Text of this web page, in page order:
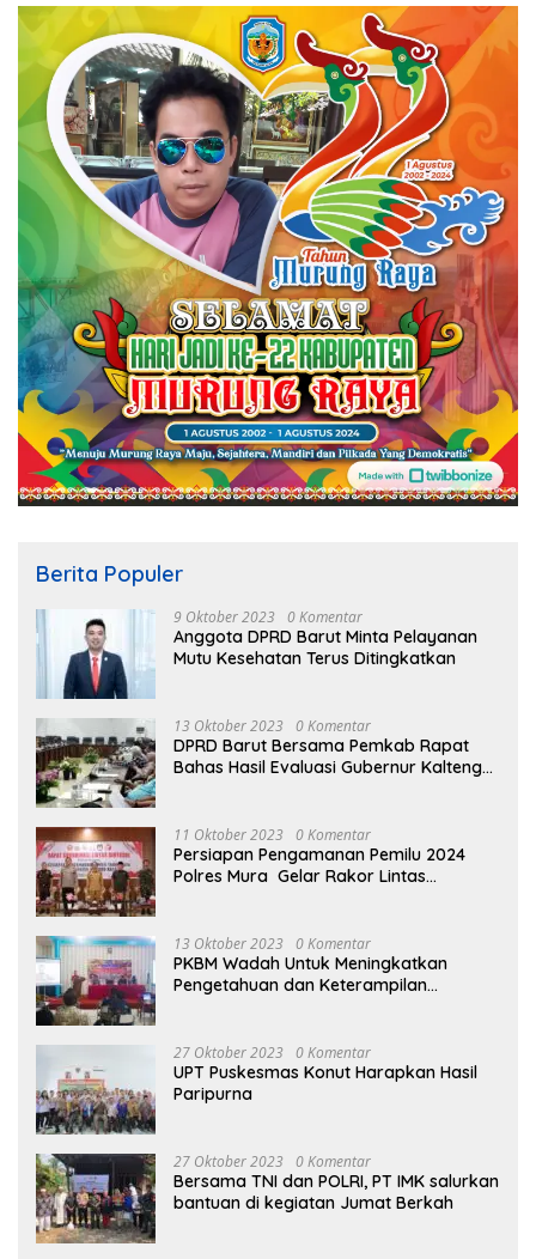
Berita Populer
9 Oktober 2023 0 Komentar
Anggota DPRD Barut Minta Pelayanan
Mutu Kesehatan Terus Ditingkatkan
13 Oktober 2023 0 Komentar
DPRD Barut Bersama Pemkab Rapat
Bahas Hasil Evaluasi Gubernur Kalteng
11 Oktober 2023 0 Komentar
Persiapan Pengamanan Pemilu 2024
Polres Mura Gelar Rakor Lintas
13 Oktober 2023 0 Komentar
PKBM Wadah Untuk Meningkatkan
Pengetahuan dan Keterampilan
27 Oktober 2023 0 Komentar
UPT Puskesmas Konut Harapkan Hasil
Paripurna
27 Oktober 2023 0 Komentar
Bersama TNI dan POLRI, PT IMK salurkan
bantuan di kegiatan Jumat Berkah